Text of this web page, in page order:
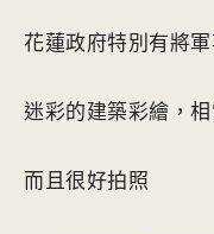
花蓮政府特別有將
迷彩的建築彩繪，
而且很好拍照